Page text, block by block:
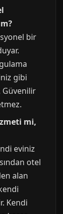
bir
gibi
Güvenilir
mi,
eviniz
otel
alan
Kendi